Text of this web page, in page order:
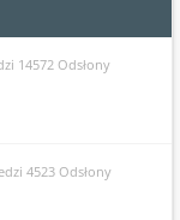
14572 Odsłony
4523 Odsłony